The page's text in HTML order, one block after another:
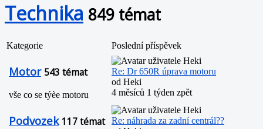
Technika 849 témat
Kategorie Poslední příspěvek
Motor 543 témat
vše co se týèe motoru
Re: Dr 650R úprava motoru
od Heki
4 měsíců 1 týden zpět
Podvozek 117 témat
Re: náhrada za zadní centrál??